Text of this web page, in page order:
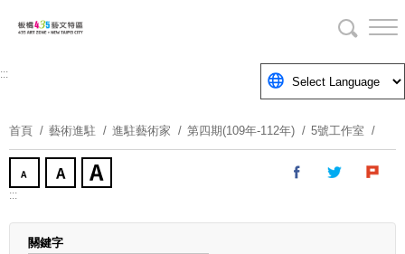
要
塊
:::
首頁 藝術進駐 進駐藝術家 第四期(109年-112年) 5號工作室
:::
關鍵字